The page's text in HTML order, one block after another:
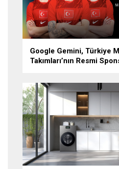
Google Gemini, Türkiye
Takımları’nın Resmi